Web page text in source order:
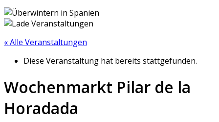
« Alle Veranstaltungen
Diese Veranstaltung hat bereits stattgefunden.
Wochenmarkt Pilar de la
Horadada